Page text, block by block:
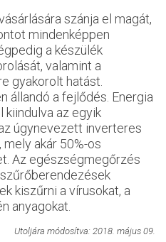
szánja el magát,
mindenképpen
a készülék
valamint a
gyakorolt hatást.
állandó a fejlődés. Energia
az egyik
úgynevezett inverteres
mely akár 50%-os
Az egészségmegőrzés
kiszűrni a vírusokat, a
anyagokat.
Utoljára módosítva: 2018. május 09.